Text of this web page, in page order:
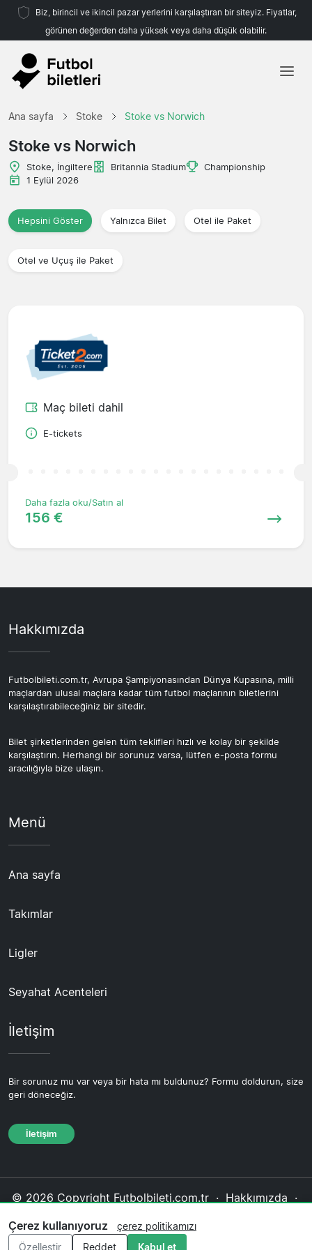
Biz, birincil ve ikincil pazar yerlerini karşılaştıran bir siteyiz. Fiyatlar,
görünen değerden daha yüksek veya daha düşük olabilir.
Ana sayfa Stoke Stoke vs Norwich
Stoke vs Norwich
Stoke, İngiltere Britannia Stadium
Championship
1 Eylül 2026
Hepsini Göster Yalnızca Bilet Otel ile Paket
Otel ve Uçuş ile Paket
Maç bileti dahil
E-tickets
Daha fazla oku/Satın al
156 €
Hakkımızda
Futbolbileti.com.tr, Avrupa Şampiyonasından Dünya Kupasına, milli
maçlardan ulusal maçlara kadar tüm futbol maçlarının biletlerini
karşılaştırabileceğiniz bir sitedir.
Bilet şirketlerinden gelen tüm teklifleri hızlı ve kolay bir şekilde
karşılaştırın. Herhangi bir sorunuz varsa, lütfen e-posta formu
aracılığıyla bize ulaşın.
Menü
Ana sayfa
Takımlar
Ligler
Seyahat Acenteleri
İletişim
Bir sorunuz mu var veya bir hata mı buldunuz? Formu doldurun, size
geri döneceğiz.
İletişim
© 2026 Copyright Futbolbileti.com.tr · Hakkımızda ·
Editoryal politika
Çerez kullanıyoruz
çerez politikamızı
Özelleştir
Reddet Kabul et